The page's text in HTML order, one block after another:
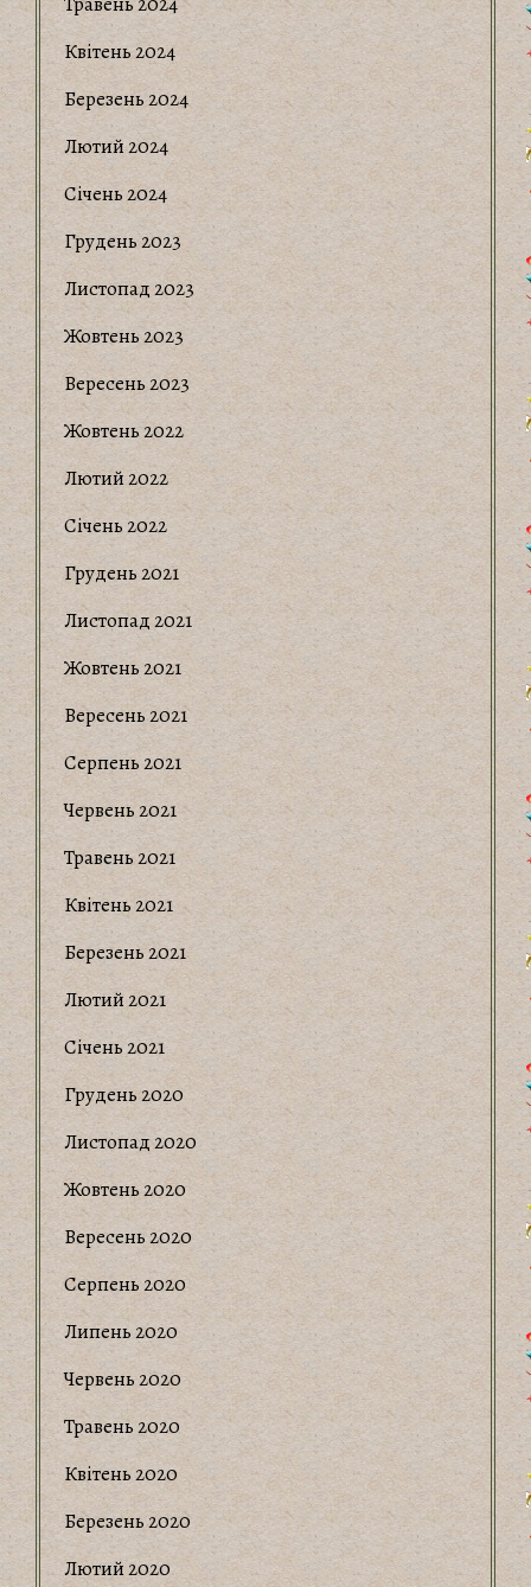
Квітень 2024
Березень 2024
Лютий 2024
Січень 2024
Грудень 2023
Листопад 2023
Жовтень 2023
Вересень 2023
Жовтень 2022
Лютий 2022
Січень 2022
Грудень 2021
Листопад 2021
Жовтень 2021
Вересень 2021
Серпень 2021
Червень 2021
Травень 2021
Квітень 2021
Березень 2021
Лютий 2021
Січень 2021
Грудень 2020
Листопад 2020
Жовтень 2020
Вересень 2020
Серпень 2020
Липень 2020
Червень 2020
Травень 2020
Квітень 2020
Березень 2020
Лютий 2020